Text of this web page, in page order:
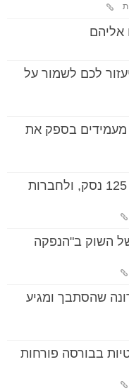
אליהם
לכם לשמור על
מעמידים בספק את
חיסרון ההצלחה: רף הכניסה לת"א 125 נסק, ולחברות
השוק ב"הנפקה
בשרונה שהסתבך ומגיע
בבורסה פורחות